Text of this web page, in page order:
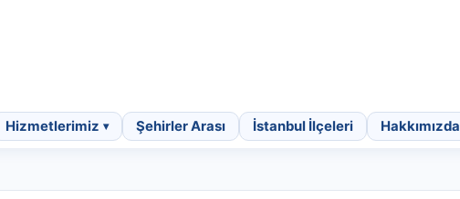
Hizmetlerimiz Şehirler Arası İstanbul İlçeleri Hakkımızda